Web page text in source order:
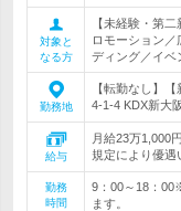
対象と
なる方
【未経験・第
ロモーション／
ディング／イベ
勤務地
【転勤なし】
4-1-4 KDX新大
給与
月給23万1,000
規定により優
勤務
時間
9：00～18：
ます。